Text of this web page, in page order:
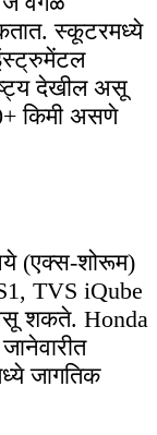
स्कूटरमध्ये
देखील असू
किमी असणे
(एक्स-शोरूम)
TVS iQube
शकते. Honda
जागतिक